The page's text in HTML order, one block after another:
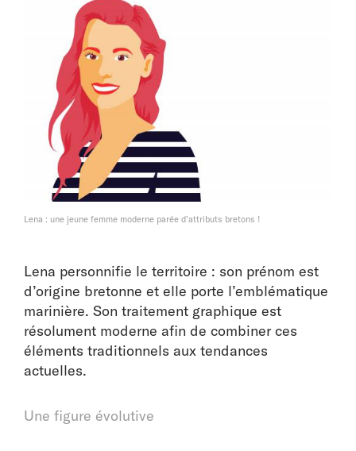
Lena : une jeune femme moderne parée d’attributs bretons !
Lena personnifie le territoire : son prénom est
d’origine bretonne et elle porte l’emblématique
marinière. Son traitement graphique est
résolument moderne afin de combiner ces
éléments traditionnels aux tendances
actuelles.
Une figure évolutive